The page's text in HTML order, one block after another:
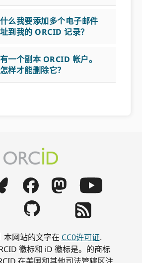
么我要添加多个电子邮件
到我的 ORCID 记录？
一个副本 ORCID 帐户。
样才能删除它？
本网站的文字在 CC0许可证.
徽标和 iD 徽标是。的商标